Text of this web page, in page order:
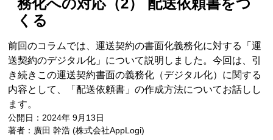
務化への対応（2） 配送依頼書をつ
くる
前回のコラムでは、運送契約の書面化義務化に対する「運
送契約のデジタル化」について説明しました。今回は、引
き続きこの運送契約書面の義務化（デジタル化）に関する
内容として、「配送依頼書」の作成方法についてお話しし
ます。
公開日：2024年 9月13日
著者：廣田 幹浩 (株式会社AppLogi)